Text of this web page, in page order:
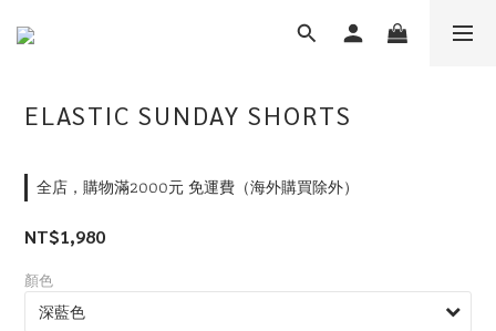
ELASTIC SUNDAY SHORTS
全店，購物滿2000元 免運費（海外購買除外）
NT$1,980
顏色